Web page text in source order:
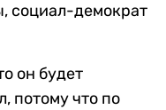
социал-демократ
он будет
потому что по